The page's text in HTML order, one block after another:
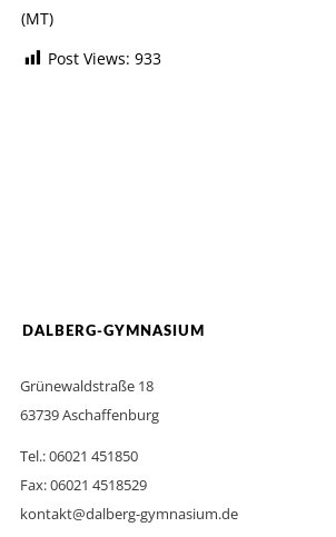
(MT)
Post Views: 933
DALBERG-GYMNASIUM
Grünewaldstraße 18
63739 Aschaffenburg
Tel.: 06021 451850
Fax: 06021 4518529
kontakt@dalberg-gymnasium.de